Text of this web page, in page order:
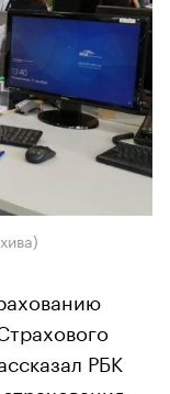
РБК